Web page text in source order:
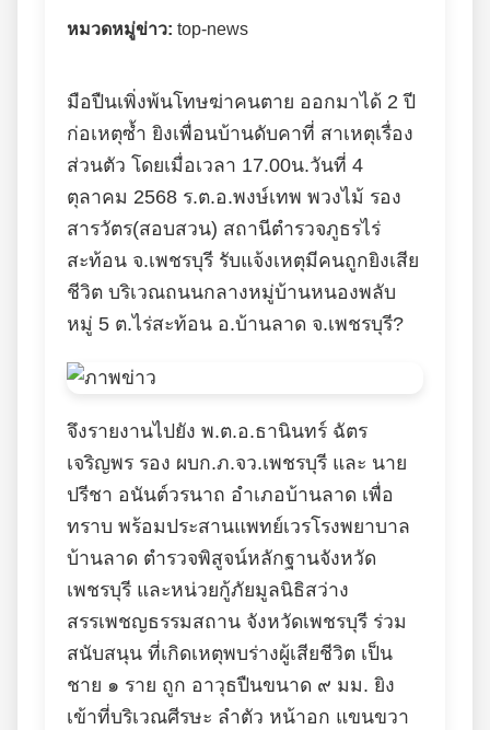
หมวดหมู่ข่าว: top-news
มือปืนเพิ่งพ้นโทษฆ่าคนตาย ออกมาได้ 2 ปี
ก่อเหตุซ้ำ ยิงเพื่อนบ้านดับคาที่ สาเหตุเรื่อง
ส่วนตัว โดยเมื่อเวลา 17.00น.วันที่ 4
ตุลาคม 2568 ร.ต.อ.พงษ์เทพ พวงไม้ รอง
สารวัตร(สอบสวน) สถานีตำรวจภูธรไร่
สะท้อน จ.เพชรบุรี รับแจ้งเหตุมีคนถูกยิงเสีย
ชีวิต บริเวณถนนกลางหมู่บ้านหนองพลับ
หมู่ 5 ต.ไร่สะท้อน อ.บ้านลาด จ.เพชรบุรี?
จึงรายงานไปยัง พ.ต.อ.ธานินทร์ ฉัตร
เจริญพร รอง ผบก.ภ.จว.เพชรบุรี และ นาย
ปรีชา อนันต์วรนาถ อำเภอบ้านลาด เพื่อ
ทราบ พร้อมประสานแพทย์เวรโรงพยาบาล
บ้านลาด ตำรวจพิสูจน์หลักฐานจังหวัด
เพชรบุรี และหน่วยกู้ภัยมูลนิธิสว่าง
สรรเพชญธรรมสถาน จังหวัดเพชรบุรี ร่วม
สนับสนุน ที่เกิดเหตุพบร่างผู้เสียชีวิต เป็น
ชาย ๑ ราย ถูก อาวุธปืนขนาด ๙ มม. ยิง
เข้าที่บริเวณศีรษะ ลำตัว หน้าอก แขนขวา